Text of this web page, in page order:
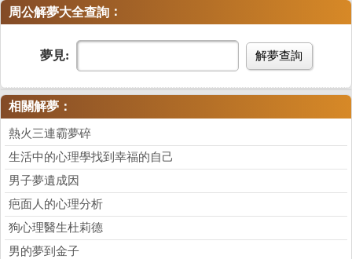
周公解夢大全查詢 ：
夢見: 解夢查詢
相關解夢：
熱火三連霸夢碎
生活中的心理學找到幸福的自己
男子夢遺成因
疤面人的心理分析
狗心理醫生杜莉德
男的夢到金子